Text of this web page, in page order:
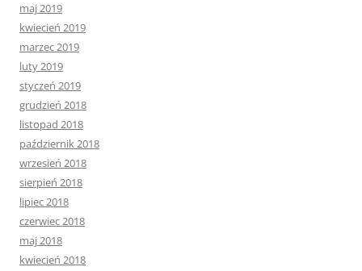
maj 2019
kwiecień 2019
marzec 2019
luty 2019
styczeń 2019
grudzień 2018
listopad 2018
październik 2018
wrzesień 2018
sierpień 2018
lipiec 2018
czerwiec 2018
maj 2018
kwiecień 2018